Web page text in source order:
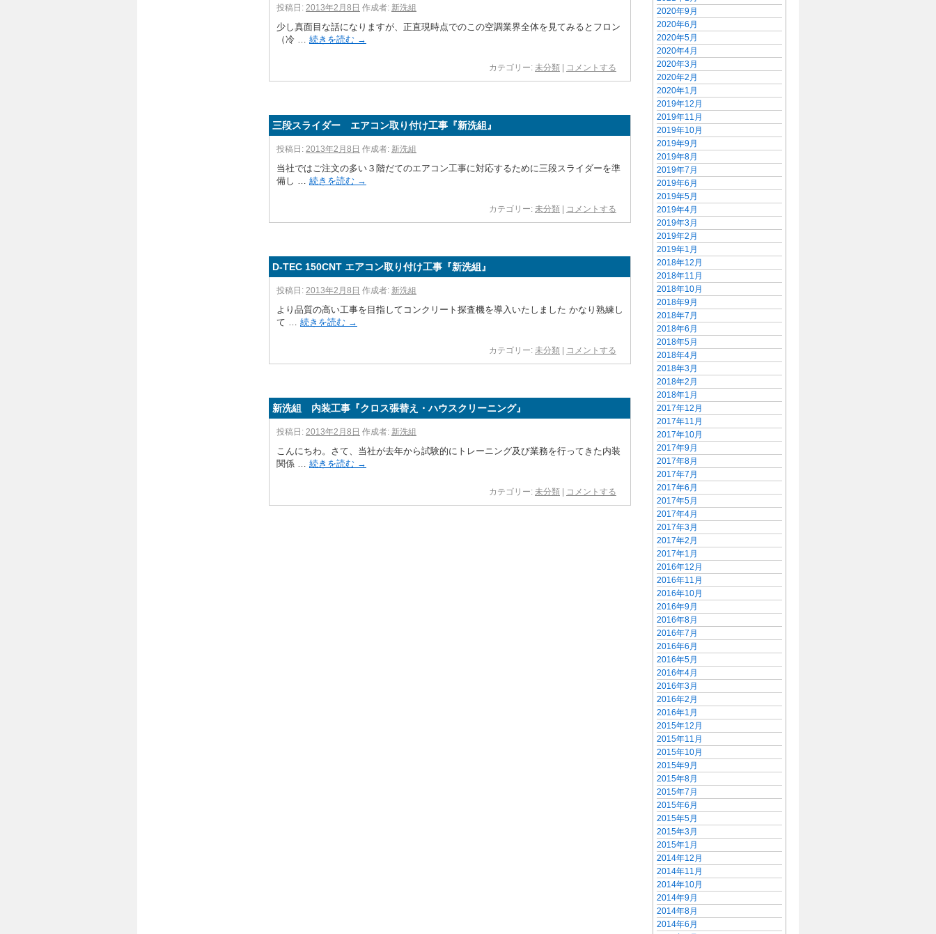
投稿日: 2013年2月8日 作成者: 新洗組
少し真面目な話になりますが、正直現時点でのこの空調業界全体を見てみるとフロン
（冷 … 続きを読む →
カテゴリー: 未分類 コメントする
三段スライダー エアコン取り付け工事『新洗組』
投稿日: 2013年2月8日 作成者: 新洗組
当社ではご注文の多い３階だてのエアコン工事に対応するために三段スライダーを準
備し … 続きを読む →
カテゴリー: 未分類 コメントする
D-TEC 150CNT エアコン取り付け工事『新洗組』
投稿日: 2013年2月8日 作成者: 新洗組
より品質の高い工事を目指してコンクリート探査機を導入いたしました かなり熟練し
て … 続きを読む →
カテゴリー: 未分類 コメントする
新洗組 内装工事『クロス張替え・ハウスクリーニング』
投稿日: 2013年2月8日 作成者: 新洗組
こんにちわ。さて、当社が去年から試験的にトレーニング及び業務を行ってきた内装
関係 … 続きを読む →
カテゴリー: 未分類 コメントする
2020年9月
2020年6月
2020年5月
2020年4月
2020年3月
2020年2月
2020年1月
2019年12月
2019年11月
2019年10月
2019年9月
2019年8月
2019年7月
2019年6月
2019年5月
2019年4月
2019年3月
2019年2月
2019年1月
2018年12月
2018年11月
2018年10月
2018年9月
2018年7月
2018年6月
2018年5月
2018年4月
2018年3月
2018年2月
2018年1月
2017年12月
2017年11月
2017年10月
2017年9月
2017年8月
2017年7月
2017年6月
2017年5月
2017年4月
2017年3月
2017年2月
2017年1月
2016年12月
2016年11月
2016年10月
2016年9月
2016年8月
2016年7月
2016年6月
2016年5月
2016年4月
2016年3月
2016年2月
2016年1月
2015年12月
2015年11月
2015年10月
2015年9月
2015年8月
2015年7月
2015年6月
2015年5月
2015年3月
2015年1月
2014年12月
2014年11月
2014年10月
2014年9月
2014年8月
2014年6月